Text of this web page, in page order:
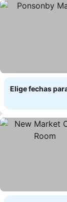
Elige fechas